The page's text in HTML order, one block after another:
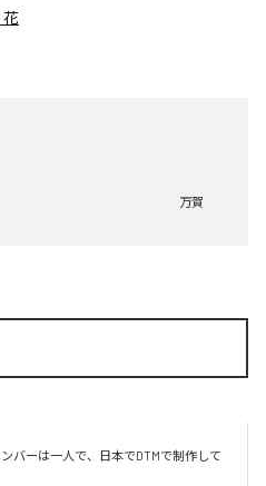
花
万賀
バーは一人で、日本でDTMで制作して